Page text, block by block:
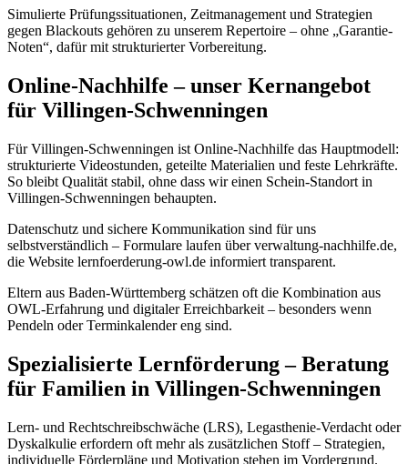
Simulierte Prüfungssituationen, Zeitmanagement und Strategien
gegen Blackouts gehören zu unserem Repertoire – ohne „Garantie-
Noten“, dafür mit strukturierter Vorbereitung.
Online-Nachhilfe – unser Kernangebot
für Villingen-Schwenningen
Für Villingen-Schwenningen ist Online-Nachhilfe das Hauptmodell:
strukturierte Videostunden, geteilte Materialien und feste Lehrkräfte.
So bleibt Qualität stabil, ohne dass wir einen Schein-Standort in
Villingen-Schwenningen behaupten.
Datenschutz und sichere Kommunikation sind für uns
selbstverständlich – Formulare laufen über verwaltung-nachhilfe.de,
die Website lernfoerderung-owl.de informiert transparent.
Eltern aus Baden-Württemberg schätzen oft die Kombination aus
OWL-Erfahrung und digitaler Erreichbarkeit – besonders wenn
Pendeln oder Terminkalender eng sind.
Spezialisierte Lernförderung – Beratung
für Familien in Villingen-Schwenningen
Lern- und Rechtschreibschwäche (LRS), Legasthenie-Verdacht oder
Dyskalkulie erfordern oft mehr als zusätzlichen Stoff – Strategien,
individuelle Förderpläne und Motivation stehen im Vordergrund.